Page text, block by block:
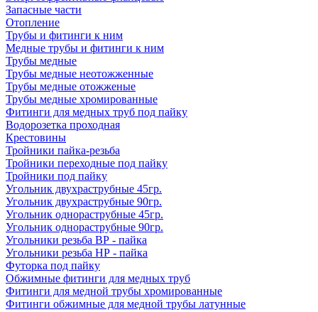
Запасные части
Отопление
Трубы и фитинги к ним
Медные трубы и фитинги к ним
Трубы медные
Трубы медные неотожженные
Трубы медные отожженые
Трубы медные хромированные
Фитинги для медных труб под пайку
Водорозетка проходная
Крестовины
Тройники пайка-резьба
Тройники переходные под пайку
Тройники под пайку
Угольник двухраструбные 45гр.
Угольник двухраструбные 90гр.
Угольник однораструбные 45гр.
Угольник однораструбные 90гр.
Угольники резьба ВР - пайка
Угольники резьба НР - пайка
Футорка под пайку
Обжимные фитинги для медных труб
Фитинги для медной трубы хромированные
Фитинги обжимные для медной трубы латунные